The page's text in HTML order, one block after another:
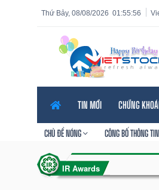
01:55:57
Thứ Bảy, 08/08/2026
TIN MỚI CHỨNG
CHỦ ĐỀ NÓNG CÔNG BỐ THÔNG TIN
Tính năng
năng
VIETSTOCK